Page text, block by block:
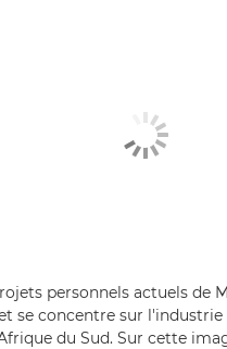
personnels actuels de
se concentre sur
du Sud. Sur cette